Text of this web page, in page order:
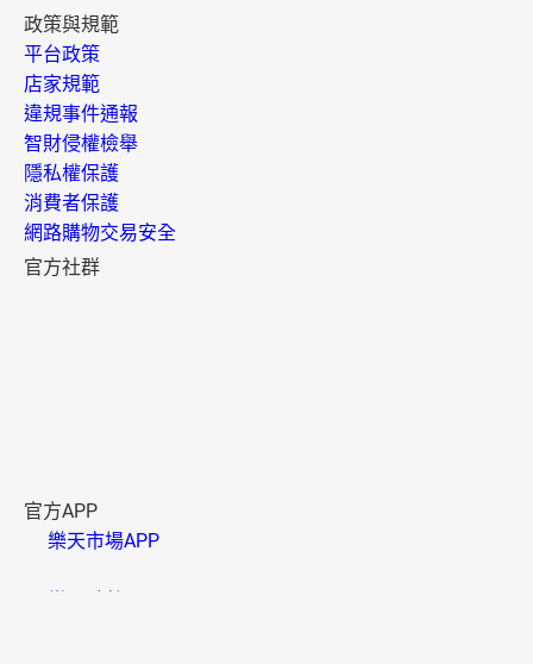
政策與規範
平台政策
店家規範
違規事件通報
智財侵權檢舉
隱私權保護
消費者保護
網路購物交易安全
官方社群
官方APP
樂天市場APP